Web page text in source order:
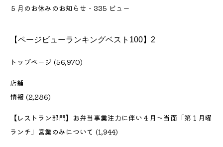
５月のお休みのお知らせ - 335 ビュー
【ページビューランキングベスト100】2
トップページ (56,970)
店舗
情報 (2,286)
【レストラン部門】お弁当事業注力に伴い４月〜当面「第１月曜
ランチ」営業のみについて (1,944)